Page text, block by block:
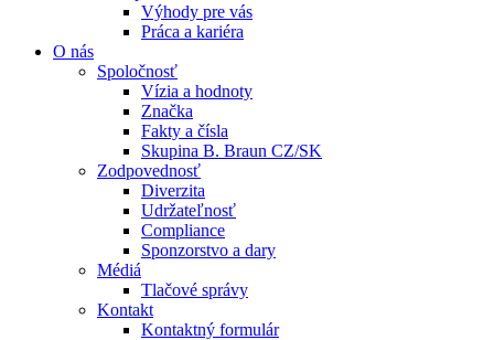
Výhody pre vás
Práca a kariéra
O nás
Spoločnosť
Vízia a hodnoty
Značka
Fakty a čísla
Skupina B. Braun CZ/SK
Zodpovednosť
Diverzita
Udržateľnosť
Compliance
Sponzorstvo a dary
Médiá
Tlačové správy
Kontakt
Kontaktný formulár